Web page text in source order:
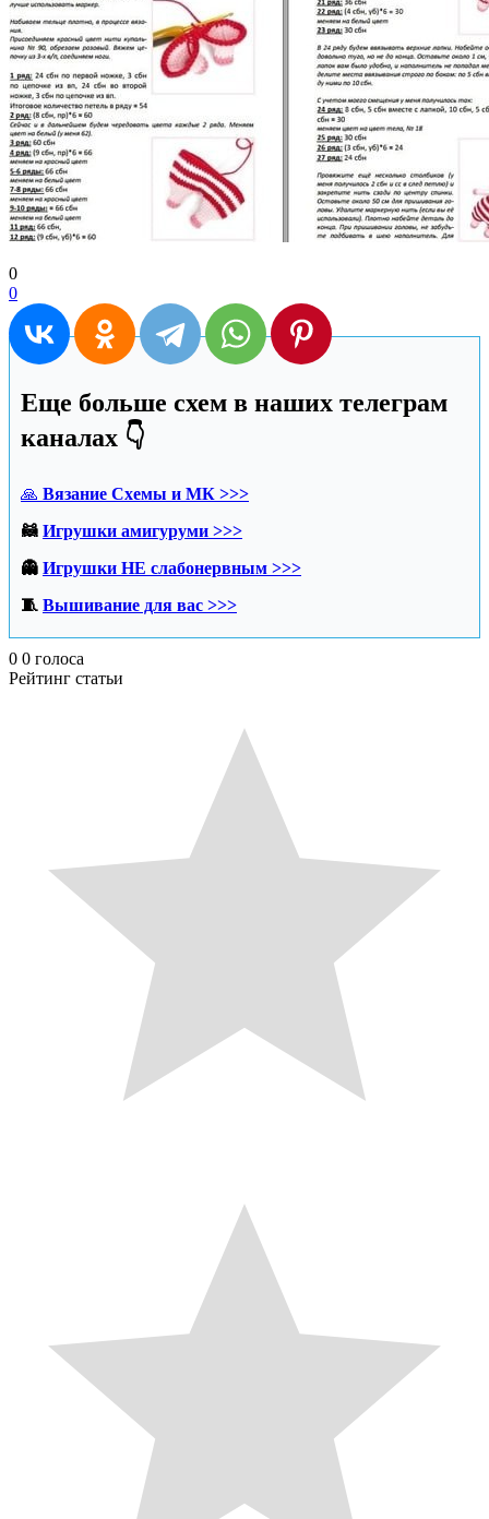
0
0
Еще больше схем в наших телеграм
каналах 👇
🙏 Вязание Схемы и МК >>>
🦝 Игрушки амигуруми >>>
👻 Игрушки НЕ слабонервным >>>
🧵 Вышивание для вас >>>
0 0 голоса
Рейтинг статьи